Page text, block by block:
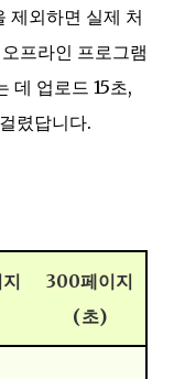
제외하면 실제 처
프라인 프로그램
데 업로드 15초,
렸답니다.
300페이지
(초)